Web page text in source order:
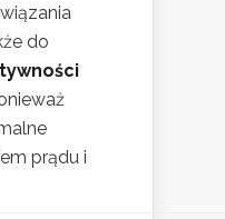
do
prądu i